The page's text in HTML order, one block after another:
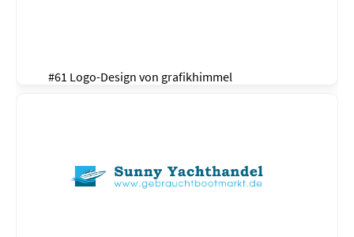
#61 Logo-Design von grafikhimmel